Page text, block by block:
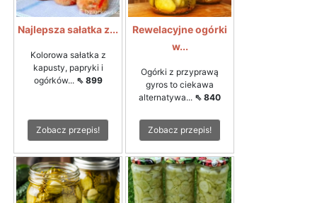
Najlepsza sałatka z...
Kolorowa sałatka z
kapusty, papryki i
ogórków... ⇖ 899
Zobacz przepis!
Rewelacyjne ogórki
w...
Ogórki z przyprawą
gyros to ciekawa
alternatywa... ⇖ 840
Zobacz przepis!